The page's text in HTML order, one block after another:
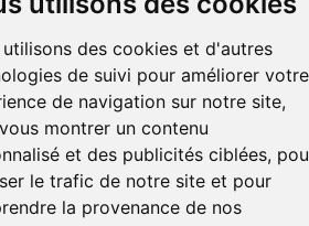
utilisons des cookies et d'autres
de suivi pour améliorer votre
de navigation sur notre site,
montrer un contenu
et des publicités ciblées,
le trafic de notre site et pour
la provenance de nos